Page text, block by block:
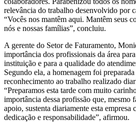
relevância do trabalho desenvolvido por
“Vocês nos mantêm aqui. Mantêm seus
nós e nossas famílias”, concluiu.
A gerente do Setor de Faturamento,
importância dos profissionais da área
instituição e para a qualidade do
Segundo ela, a homenagem foi
reconhecimento ao trabalho realizado
“Preparamos esta tarde com muito
importância dessa profissão que, mesmo
apoio, sustenta diariamente esta empresa
dedicação e responsabilidade”, afirmou.